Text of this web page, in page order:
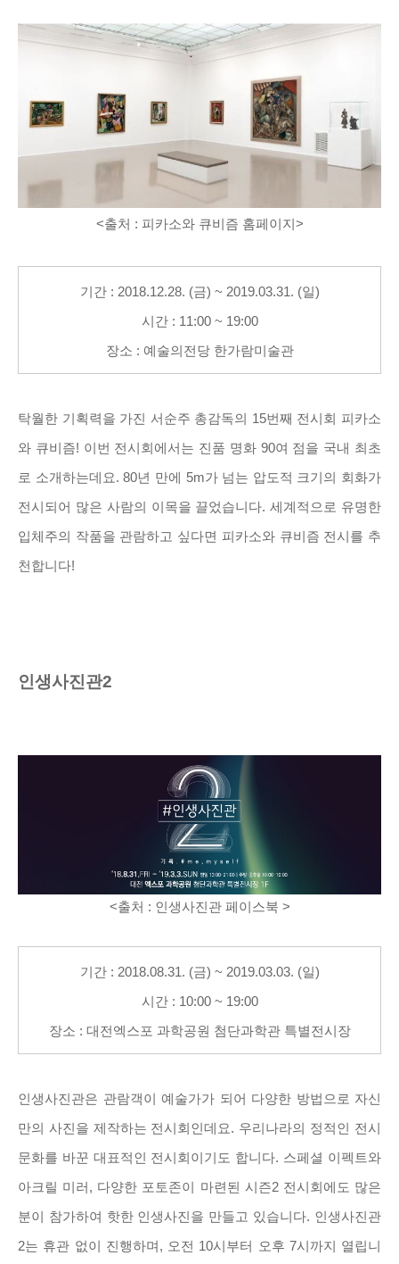
<출처 : 피카소와 큐비즘 홈페이지>
기간 : 2018.12.28. (금) ~ 2019.03.31. (일)
시간 : 11:00 ~ 19:00
장소 : 예술의전당 한가람미술관
탁월한 기획력을 가진 서순주 총감독의 15번째 전시회 피카소
와 큐비즘! 이번 전시회에서는 진품 명화 90여 점을 국내 최초
로 소개하는데요. 80년 만에 5m가 넘는 압도적 크기의 회화가
전시되어 많은 사람의 이목을 끌었습니다. 세계적으로 유명한
입체주의 작품을 관람하고 싶다면 피카소와 큐비즘 전시를 추
천합니다!
인생사진관2
<출처 : 인생사진관 페이스북 >
기간 : 2018.08.31. (금) ~ 2019.03.03. (일)
시간 : 10:00 ~ 19:00
장소 : 대전엑스포 과학공원 첨단과학관 특별전시장
인생사진관은 관람객이 예술가가 되어 다양한 방법으로 자신
만의 사진을 제작하는 전시회인데요. 우리나라의 정적인 전시
문화를 바꾼 대표적인 전시회이기도 합니다. 스페셜 이펙트와
아크릴 미러, 다양한 포토존이 마련된 시즌2 전시회에도 많은
분이 참가하여 핫한 인생사진을 만들고 있습니다. 인생사진관
2는 휴관 없이 진행하며, 오전 10시부터 오후 7시까지 열립니